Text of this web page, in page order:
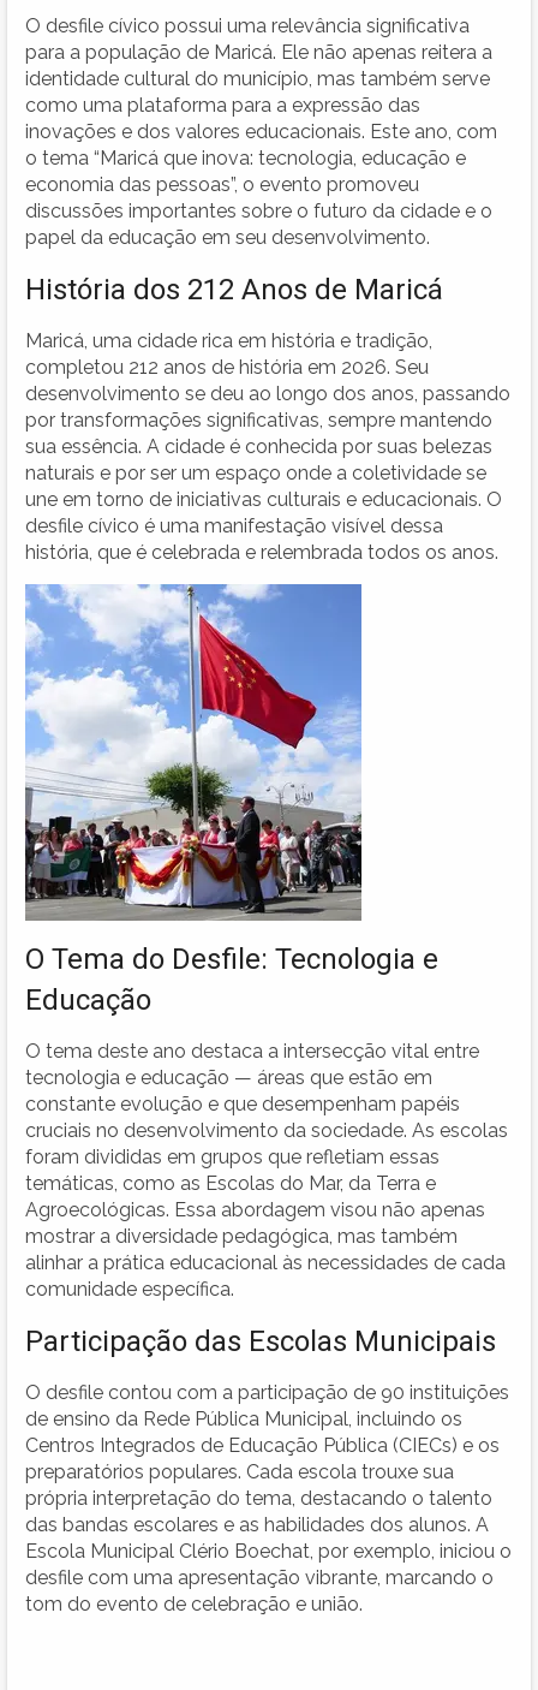
O desfile cívico possui uma relevância significativa
para a população de Maricá. Ele não apenas reitera a
identidade cultural do município, mas também serve
como uma plataforma para a expressão das
inovações e dos valores educacionais. Este ano, com
o tema “Maricá que inova: tecnologia, educação e
economia das pessoas”, o evento promoveu
discussões importantes sobre o futuro da cidade e o
papel da educação em seu desenvolvimento.
História dos 212 Anos de Maricá
Maricá, uma cidade rica em história e tradição,
completou 212 anos de história em 2026. Seu
desenvolvimento se deu ao longo dos anos, passando
por transformações significativas, sempre mantendo
sua essência. A cidade é conhecida por suas belezas
naturais e por ser um espaço onde a coletividade se
une em torno de iniciativas culturais e educacionais. O
desfile cívico é uma manifestação visível dessa
história, que é celebrada e relembrada todos os anos.
O Tema do Desfile: Tecnologia e
Educação
O tema deste ano destaca a intersecção vital entre
tecnologia e educação — áreas que estão em
constante evolução e que desempenham papéis
cruciais no desenvolvimento da sociedade. As escolas
foram divididas em grupos que refletiam essas
temáticas, como as Escolas do Mar, da Terra e
Agroecológicas. Essa abordagem visou não apenas
mostrar a diversidade pedagógica, mas também
alinhar a prática educacional às necessidades de cada
comunidade específica.
Participação das Escolas Municipais
O desfile contou com a participação de 90 instituições
de ensino da Rede Pública Municipal, incluindo os
Centros Integrados de Educação Pública (CIECs) e os
preparatórios populares. Cada escola trouxe sua
própria interpretação do tema, destacando o talento
das bandas escolares e as habilidades dos alunos. A
Escola Municipal Clério Boechat, por exemplo, iniciou o
desfile com uma apresentação vibrante, marcando o
tom do evento de celebração e união.